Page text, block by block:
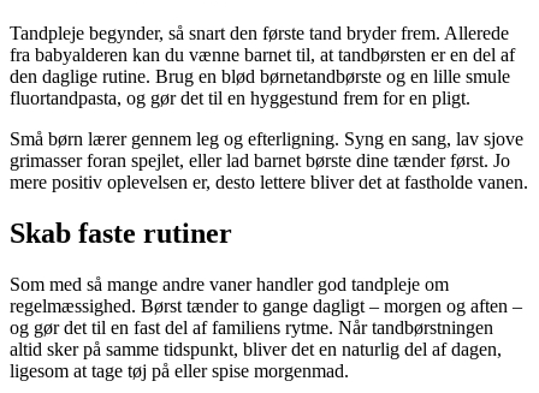
Tandpleje begynder, så snart den første tand bryder frem. Allerede
fra babyalderen kan du vænne barnet til, at tandbørsten er en del af
den daglige rutine. Brug en blød børnetandbørste og en lille smule
fluortandpasta, og gør det til en hyggestund frem for en pligt.
Små børn lærer gennem leg og efterligning. Syng en sang, lav sjove
grimasser foran spejlet, eller lad barnet børste dine tænder først. Jo
mere positiv oplevelsen er, desto lettere bliver det at fastholde vanen.
Skab faste rutiner
Som med så mange andre vaner handler god tandpleje om
regelmæssighed. Børst tænder to gange dagligt – morgen og aften –
og gør det til en fast del af familiens rytme. Når tandbørstningen
altid sker på samme tidspunkt, bliver det en naturlig del af dagen,
ligesom at tage tøj på eller spise morgenmad.